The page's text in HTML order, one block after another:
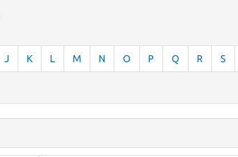
J K L M N O P Q R S